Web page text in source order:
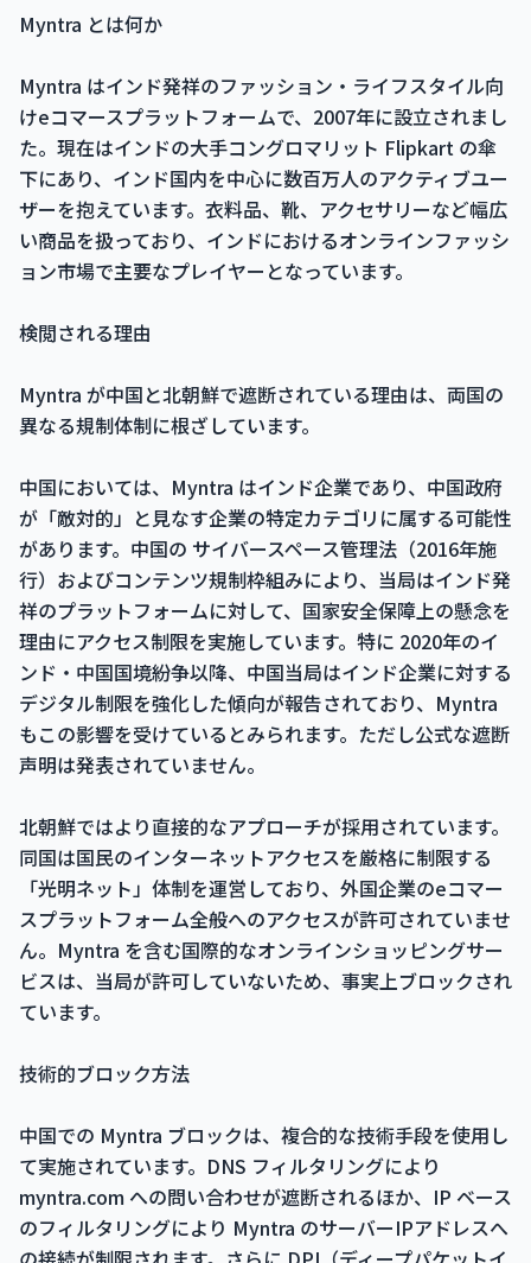
Myntra とは何か
Myntra はインド発祥のファッション・ライフスタイル向
けeコマースプラットフォームで、2007年に設立されまし
た。現在はインドの大手コングロマリット Flipkart の傘
下にあり、インド国内を中心に数百万人のアクティブユー
ザーを抱えています。衣料品、靴、アクセサリーなど幅広
い商品を扱っており、インドにおけるオンラインファッシ
ョン市場で主要なプレイヤーとなっています。
検閲される理由
Myntra が中国と北朝鮮で遮断されている理由は、両国の
異なる規制体制に根ざしています。
中国においては、Myntra はインド企業であり、中国政府
が「敵対的」と見なす企業の特定カテゴリに属する可能性
があります。中国の サイバースペース管理法（2016年施
行）およびコンテンツ規制枠組みにより、当局はインド発
祥のプラットフォームに対して、国家安全保障上の懸念を
理由にアクセス制限を実施しています。特に 2020年のイ
ンド・中国国境紛争以降、中国当局はインド企業に対する
デジタル制限を強化した傾向が報告されており、Myntra
もこの影響を受けているとみられます。ただし公式な遮断
声明は発表されていません。
北朝鮮ではより直接的なアプローチが採用されています。
同国は国民のインターネットアクセスを厳格に制限する
「光明ネット」体制を運営しており、外国企業のeコマー
スプラットフォーム全般へのアクセスが許可されていませ
ん。Myntra を含む国際的なオンラインショッピングサー
ビスは、当局が許可していないため、事実上ブロックされ
ています。
技術的ブロック方法
中国での Myntra ブロックは、複合的な技術手段を使用し
て実施されています。DNS フィルタリングにより
myntra.com への問い合わせが遮断されるほか、IP ベース
のフィルタリングにより Myntra のサーバーIPアドレスへ